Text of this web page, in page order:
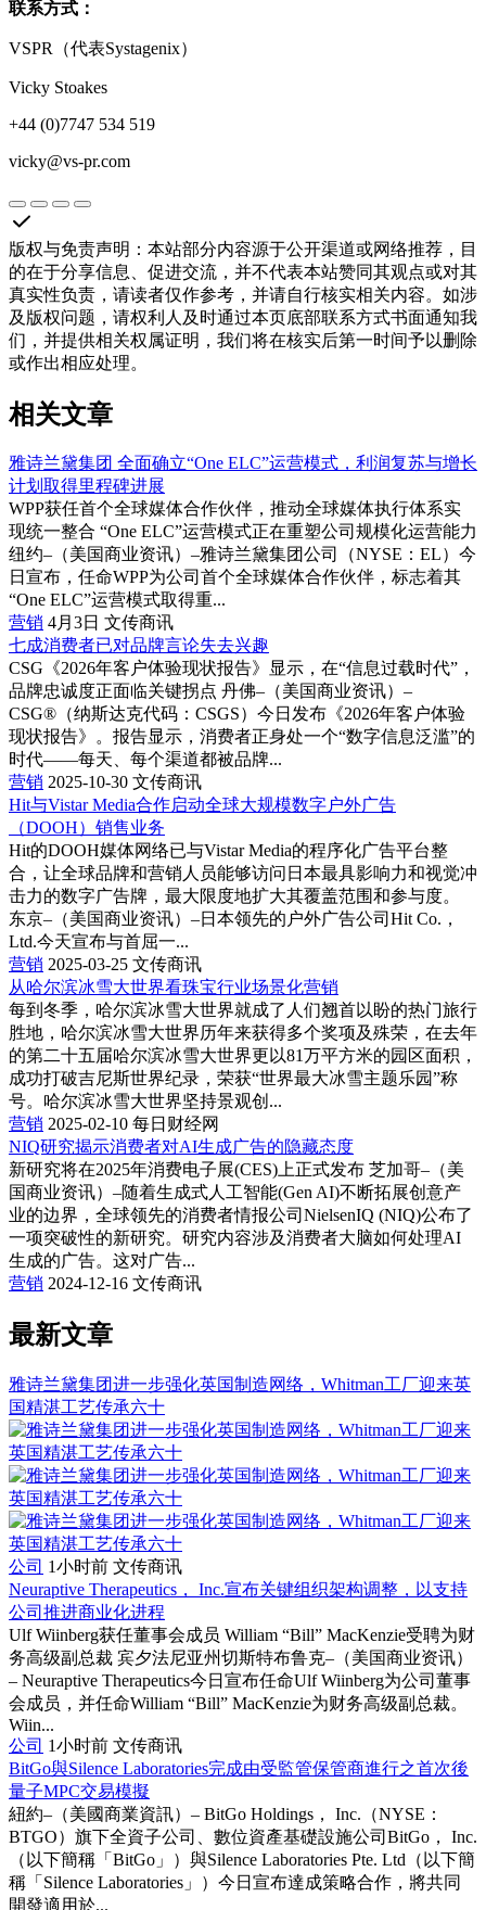
联系方式：
VSPR（代表Systagenix）
Vicky Stoakes
+44 (0)7747 534 519
vicky@vs-pr.com
版权与免责声明 ： 本站部分内容源于公开渠道或网络推荐，目
的在于分享信息、促进交流，并不代表本站赞同其观点或对其
真实性负责，请读者仅作参考，并请自行核实相关内容。如涉
及版权问题，请权利人及时通过本页底部联系方式书面通知我
们，并提供相关权属证明，我们将在核实后第一时间予以删除
或作出相应处理。
相关文章
雅诗兰黛集团 全面确立“One ELC”运营模式，利润复苏与增长
计划取得里程碑进展
WPP获任首个全球媒体合作伙伴，推动全球媒体执行体系实
现统一整合 “One ELC”运营模式正在重塑公司规模化运营能力
纽约–（美国商业资讯）–雅诗兰黛集团公司（NYSE：EL）今
日宣布，任命WPP为公司首个全球媒体合作伙伴，标志着其
“One ELC”运营模式取得重...
营销 4月3日 文传商讯
七成消费者已对品牌言论失去兴趣
CSG《2026年客户体验现状报告》显示，在“信息过载时代”，
品牌忠诚度正面临关键拐点 丹佛–（美国商业资讯）–
CSG®（纳斯达克代码：CSGS）今日发布《2026年客户体验
现状报告》。报告显示，消费者正身处一个“数字信息泛滥”的
时代——每天、每个渠道都被品牌...
营销 2025-10-30 文传商讯
Hit与Vistar Media合作启动全球大规模数字户外广告
（DOOH）销售业务
Hit的DOOH媒体网络已与Vistar Media的程序化广告平台整
合，让全球品牌和营销人员能够访问日本最具影响力和视觉冲
击力的数字广告牌，最大限度地扩大其覆盖范围和参与度。
东京–（美国商业资讯）–日本领先的户外广告公司Hit Co.，
Ltd.今天宣布与首屈一...
营销 2025-03-25 文传商讯
从哈尔滨冰雪大世界看珠宝行业场景化营销
每到冬季，哈尔滨冰雪大世界就成了人们翘首以盼的热门旅行
胜地，哈尔滨冰雪大世界历年来获得多个奖项及殊荣，在去年
的第二十五届哈尔滨冰雪大世界更以81万平方米的园区面积，
成功打破吉尼斯世界纪录，荣获“世界最大冰雪主题乐园”称
号。哈尔滨冰雪大世界坚持景观创...
营销 2025-02-10 每日财经网
NIQ研究揭示消费者对AI生成广告的隐藏态度
新研究将在2025年消费电子展(CES)上正式发布 芝加哥–（美
国商业资讯）–随着生成式人工智能(Gen AI)不断拓展创意产
业的边界，全球领先的消费者情报公司NielsenIQ (NIQ)公布了
一项突破性的新研究。研究内容涉及消费者大脑如何处理AI
生成的广告。这对广告...
营销 2024-12-16 文传商讯
最新文章
雅诗兰黛集团进一步强化英国制造网络，Whitman工厂迎来英
国精湛工艺传承六十
公司 1小时前 文传商讯
Neuraptive Therapeutics， Inc.宣布关键组织架构调整，以支持
公司推进商业化进程
Ulf Wiinberg获任董事会成员 William “Bill” MacKenzie受聘为财
务高级副总裁 宾夕法尼亚州切斯特布鲁克–（美国商业资讯）
– Neuraptive Therapeutics今日宣布任命Ulf Wiinberg为公司董事
会成员，并任命William “Bill” MacKenzie为财务高级副总裁。
Wiin...
公司 1小时前 文传商讯
BitGo與Silence Laboratories完成由受監管保管商進行之首次後
量子MPC交易模擬
紐約–（美國商業資訊）– BitGo Holdings， Inc.（NYSE：
BTGO）旗下全資子公司、數位資產基礎設施公司BitGo， Inc.
（以下簡稱「BitGo」）與Silence Laboratories Pte. Ltd（以下簡
稱「Silence Laboratories」）今日宣布達成策略合作，將共同
開發適用於...